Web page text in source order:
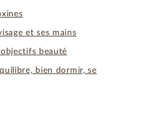
et ses mains
beauté
bien dormir, se